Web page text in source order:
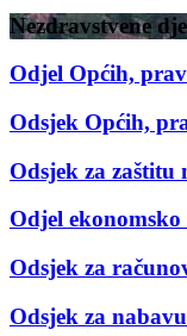
Nezdravstvene
Odjel Općih,
Odsjek Općih,
Odsjek za zaštitu
Odjel
Odsjek za
Odsjek za nabavu